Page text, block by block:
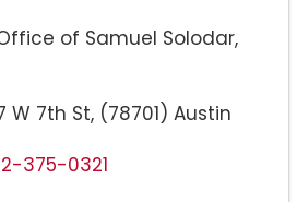
of Samuel Solodar,
W 7th St, (78701) Austin
375-0321